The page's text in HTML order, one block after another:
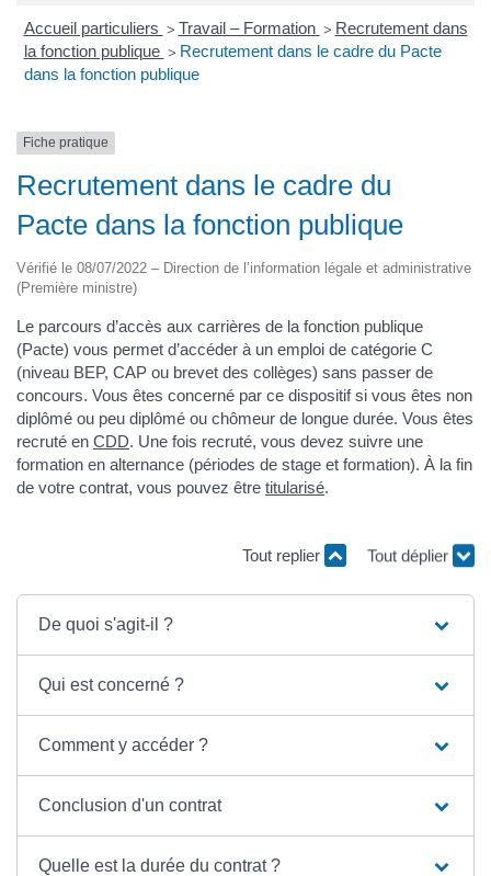
Accueil particuliers > Travail – Formation > Recrutement dans
la fonction publique > Recrutement dans le cadre du Pacte
dans la fonction publique
Fiche pratique
Recrutement dans le cadre du
Pacte dans la fonction publique
Vérifié le 08/07/2022 – Direction de l’information légale et administrative
(Première ministre)
Le parcours d’accès aux carrières de la fonction publique
(Pacte) vous permet d’accéder à un emploi de catégorie C
(niveau BEP, CAP ou brevet des collèges) sans passer de
concours. Vous êtes concerné par ce dispositif si vous êtes non
diplômé ou peu diplômé ou chômeur de longue durée. Vous êtes
recruté en CDD. Une fois recruté, vous devez suivre une
formation en alternance (périodes de stage et formation). À la fin
de votre contrat, vous pouvez être titularisé.
Tout replier Tout déplier
De quoi s'agit-il ?
Qui est concerné ?
Comment y accéder ?
Conclusion d'un contrat
Quelle est la durée du contrat ?